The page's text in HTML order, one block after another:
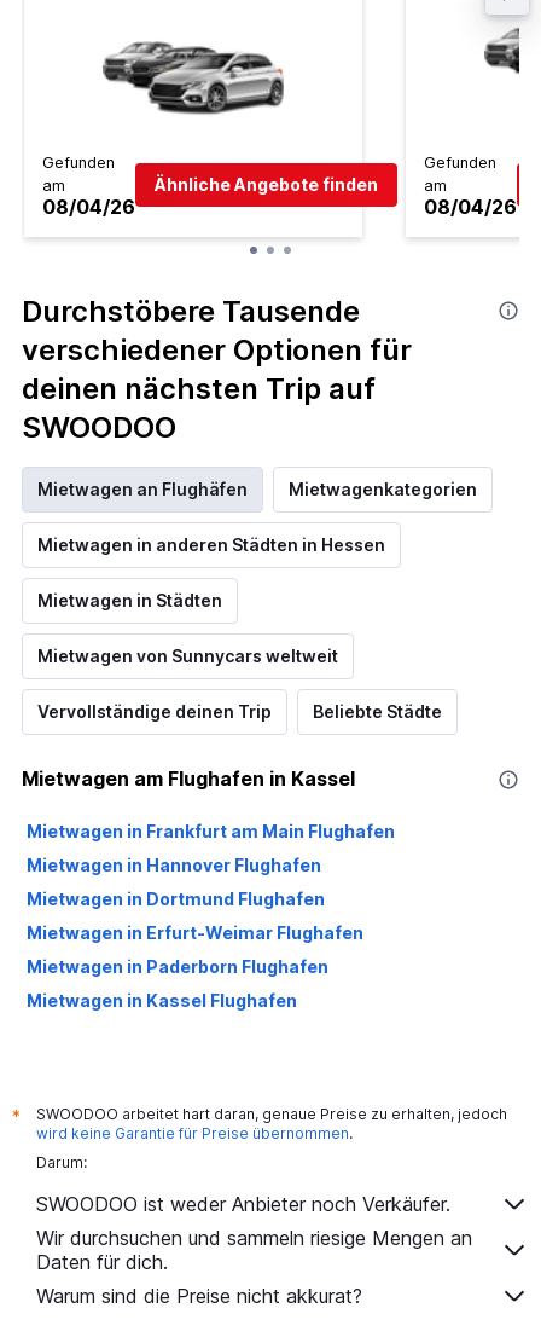
Gefunden
am
08/04/26
Ähnliche Angebote finden
Gefunden
am
08/04/26
Durchstöbere Tausende
verschiedener Optionen für
deinen nächsten Trip auf
SWOODOO
Mietwagen an Flughäfen Mietwagenkategorien
Mietwagen in anderen Städten in Hessen
Mietwagen in Städten
Mietwagen von Sunnycars weltweit
Vervollständige deinen Trip Beliebte Städte
Mietwagen am Flughafen in Kassel
Mietwagen in Frankfurt am Main Flughafen
Mietwagen in Hannover Flughafen
Mietwagen in Dortmund Flughafen
Mietwagen in Erfurt-Weimar Flughafen
Mietwagen in Paderborn Flughafen
Mietwagen in Kassel Flughafen
*
SWOODOO arbeitet hart daran, genaue Preise zu erhalten, jedoch
wird keine Garantie für Preise übernommen.
Darum:
SWOODOO ist weder Anbieter noch Verkäufer.
Wir durchsuchen und sammeln riesige Mengen an
Daten für dich.
Warum sind die Preise nicht akkurat?